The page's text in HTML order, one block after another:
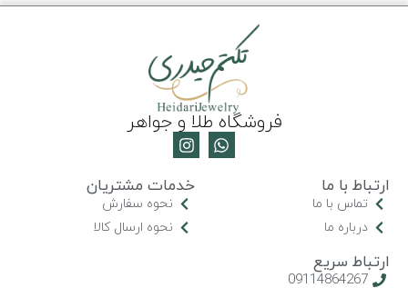
فروشگاه طلا و جواهر
ارتباط با ما
تماس با ما
درباره ما
خدمات مشتریان
نحوه سفارش
نحوه ارسال کالا
ارتباط سریع
09114864267